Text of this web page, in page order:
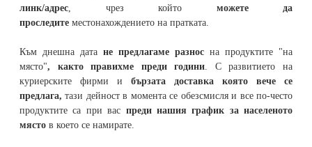
линк/адрес , чрез който можете да
проследите местонахождението на пратката
Към днешна дата не предлагаме разнос на продуктите "на
място", както правихме преди години . С развитието на
куриерските фирми и бързата доставка която вече се
предлага, тази дейност в момента се обезсмисля и все по-често
продуктите са при вас преди нашия график за населеното
място в което се намирате.